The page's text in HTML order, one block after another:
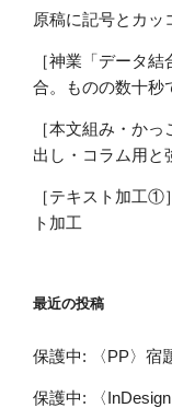
原稿に記号とカッ
［神業「データ
合。ものの数十秒
［本文組み・か
出し・コラム用と
［テキスト加工①
ト加工
最近の投稿
保護中: 〈PP〉宿
保護中: 〈